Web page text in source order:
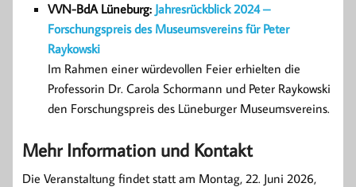
VVN-BdA Lüneburg: Jahresrückblick 2024 –
Forschungspreis des Museumsvereins für Peter
Raykowski
Im Rahmen einer würdevollen Feier erhielten die
Professorin Dr. Carola Schormann und Peter Raykowski
den Forschungspreis des Lüneburger Museumsvereins.
Mehr Information und Kontakt
Die Veranstaltung findet statt am Montag, 22. Juni 2026,